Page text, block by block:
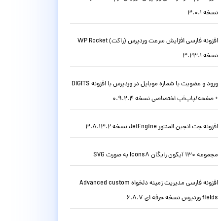
نسخه 3.0.1
افزونه فارسی افزایش سرعت وردپرس (راکت) WP Rocket
نسخه 3.23.1
ورود و عضویت با شماره موبایل در وردپرس با افزونه DIGITS
+ صفحه/پاپ‌آپ اختصاصی نسخه 0.9.2.4
افزونه جت انجین المنتور JetEngine نسخه 3.8.13.2
مجموعه 130 آیکون رایگان Icons8 به صورت SVG
افزونه فارسی مدیریت زمینه دلخواه Advanced custom
fields وردپرس نسخه حرفه ای 6.8.7